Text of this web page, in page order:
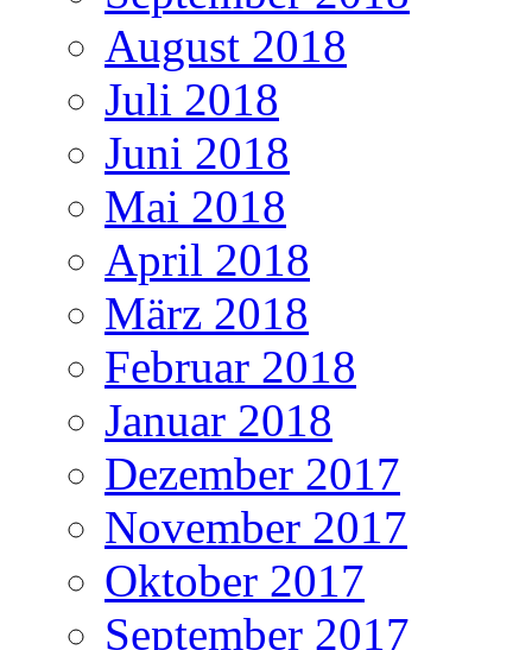
August 2018
Juli 2018
Juni 2018
Mai 2018
April 2018
März 2018
Februar 2018
Januar 2018
Dezember 2017
November 2017
Oktober 2017
September 2017